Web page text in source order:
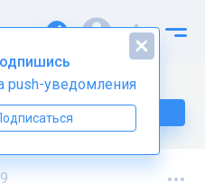
по Java тут
push-уведомления